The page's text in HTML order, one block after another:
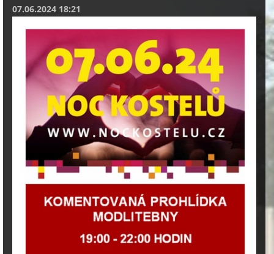
07.06.2024 18:21